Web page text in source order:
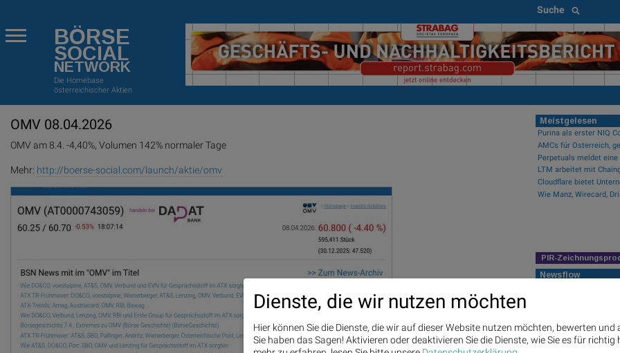
Suche
BÖRSE
SOCIAL
NETWORK
Die Homebase
österreichischer Aktien
OMV 08.04.2026
OMV am 8.4. -4,40%, Volumen 142% normaler Tage
Mehr: http://boerse-social.com/launch/aktie/omv
Meistgelesen
AMCs für Österreich,
PIR-
Newsflow
Wie Callaway Golf,
Wie Boeing,
Wie Deutsche
Dienste, die wir nutzen möchten
Hier können Sie die Dienste, die wir auf dieser Website nutzen möchten, bewerten und
Sie haben das Sagen! Aktivieren oder deaktivieren Sie die Dienste, wie Sie es für richtig